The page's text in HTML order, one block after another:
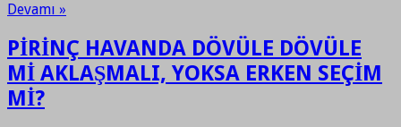
Devamı »
PİRİNÇ HAVANDA DÖVÜLE DÖVÜLE
Mİ AKLAŞMALI, YOKSA ERKEN SEÇİM
Mİ?